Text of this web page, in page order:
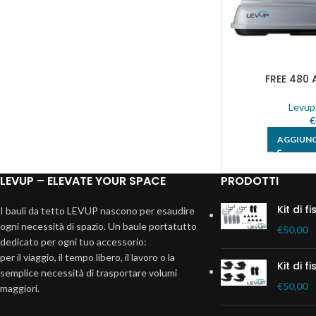
FREE
Levup
€
LEVUP – ELEVATE YOUR SPACE
I bauli da tetto LEVUP nascono per esaudire
ogni necessità di spazio. Un baule portatutto
dedicato per ogni tuo accessorio:
per il viaggio, il tempo libero, il lavoro o la
semplice necessità di trasportare volumi
maggiori.
PRODOTTI
Kit di
€50,00
Kit di
€50,00